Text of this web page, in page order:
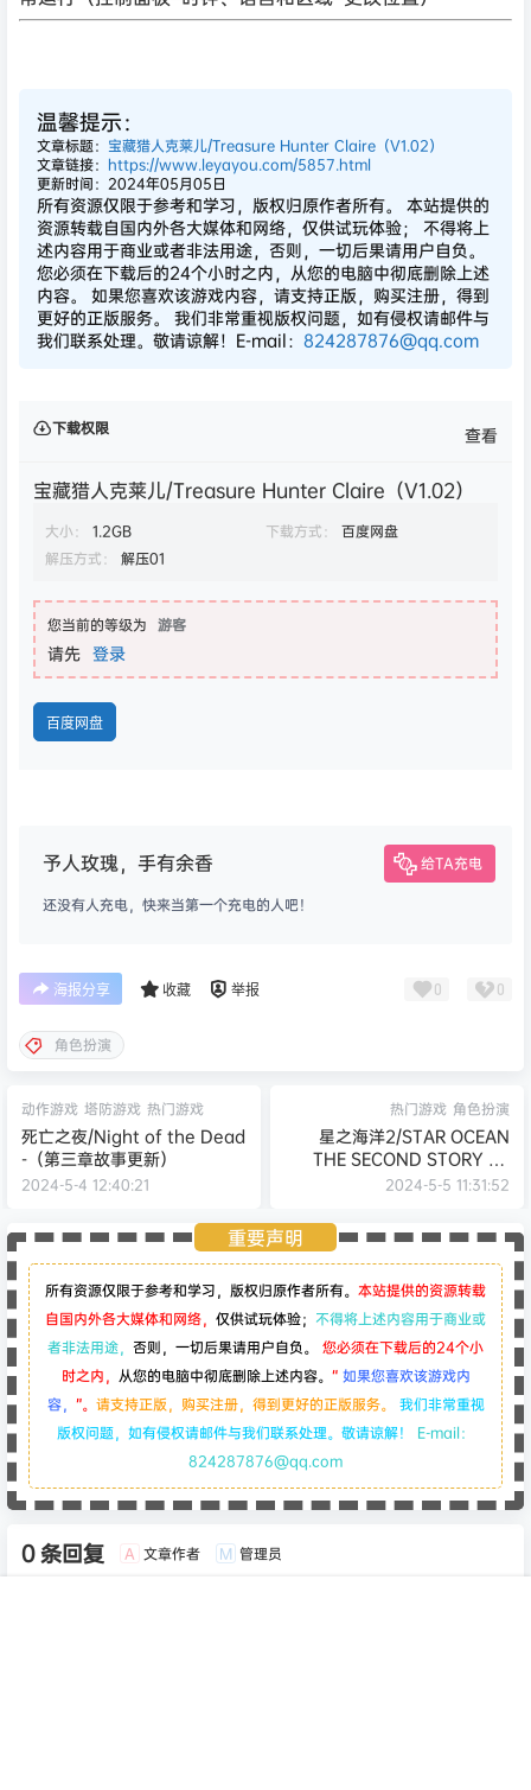
温馨提示：
文章标题： 宝藏猎人克莱儿/Treasure Hunter Claire（V1.02）
文章链接： https://www.leyayou.com/5857.html
更新时间：2024年05月05日
所有资源仅限于参考和学习，版权归原作者所有。 本站提供的
资源转载自国内外各大媒体和网络，仅供试玩体验； 不得将上
述内容用于商业或者非法用途，否则，一切后果请用户自负。
您必须在下载后的24个小时之内，从您的电脑中彻底删除上述
内容。 如果您喜欢该游戏内容，请支持正版，购买注册，得到
更好的正版服务。 我们非常重视版权问题，如有侵权请邮件与
我们联系处理。敬请谅解！E-mail： 824287876@qq.com
下载权限 查看
宝藏猎人克莱儿/Treasure Hunter Claire（V1.02）
大小： 1.2GB 下载方式：
百度网盘
解压方式：
解压01
您当前的等级为 游客
请先 登录
百度网盘
予人玫瑰，手有余香 给TA充电
还没有人充电，快来当第一个充电的人吧！
海报分享 收藏 举报 0 0
角色扮演
动作游戏 塔防游戏 热门游戏
死亡之夜/Night of the Dead
-（第三章故事更新）
2024-5-4 12:40:21
热门游戏 角色扮演
星之海洋2/STAR OCEAN
THE SECOND STORY R -
（RUNE镜像版）
2024-5-5 11:31:52
重要声明
所有资源仅限于参考和学习，版权归原作者所有。 本站提供的资源转载
自国内外各大媒体和网络， 仅供试玩体验； 不得将上述内容用于商业或
者非法用途， 否则，一切后果请用户自负。
您必须在下载后的24个小
时之内， 从您的电脑中彻底删除上述内容。 “如果您喜欢该游戏内
容， ”。 请支持正版，购买注册，得到更好的正版服务。 我们非常重视
版权问题，如有侵权请邮件与我们联系处理。敬请谅解！ E-mail：
824287876@qq.com
0 条回复 A 文章作者 M 管理员